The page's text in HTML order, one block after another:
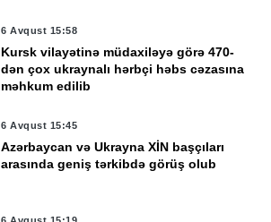
6 Avqust 15:58
Kursk vilayətinə müdaxiləyə görə 470-
dən çox ukraynalı hərbçi həbs cəzasına
məhkum edilib
6 Avqust 15:45
Azərbaycan və Ukrayna XİN başçıları
arasında geniş tərkibdə görüş olub